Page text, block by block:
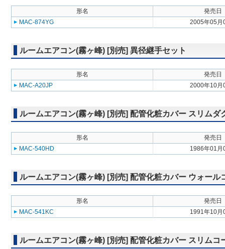
形名
発売日
MAC-874YG
2005年05月
ルームエアコン(霧ヶ峰) [別売] 異径継手セット
形名
発売日
MAC-A20JP
2000年10月
ルームエアコン(霧ヶ峰) [別売] 配管化粧カバー スリムダ
形名
発売日
MAC-540HD
1986年01月
ルームエアコン(霧ヶ峰) [別売] 配管化粧カバー ウォール
形名
発売日
MAC-541KC
1991年10月
ルームエアコン(霧ヶ峰) [別売] 配管化粧カバー スリムコ